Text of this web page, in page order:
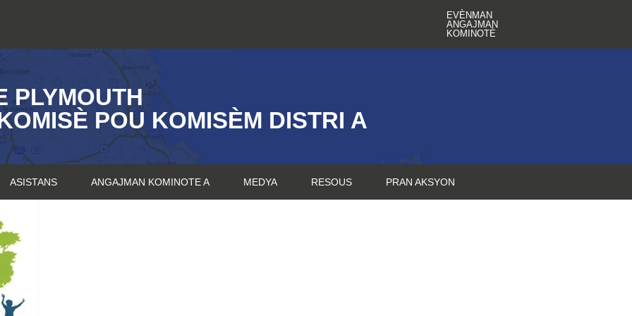
EVÈNMAN
ANGAJMAN
KOMINOTÈ
PLYMOUTH
POU KOMISÈM DISTRI A
ASISTANS ANGAJMAN KOMINOTE A MEDYA RESOUS PRAN AKSYON